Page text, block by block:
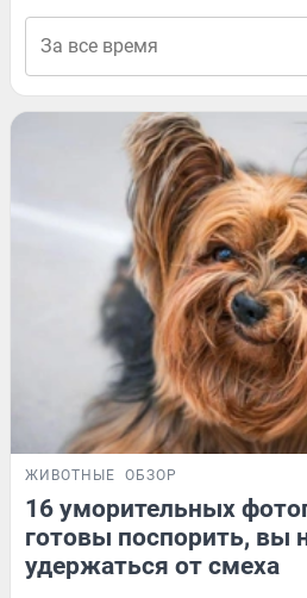
ЖИВОТНЫЕ ОБЗОР
16 уморительных
готовы поспорить, вы
удержаться от смеха